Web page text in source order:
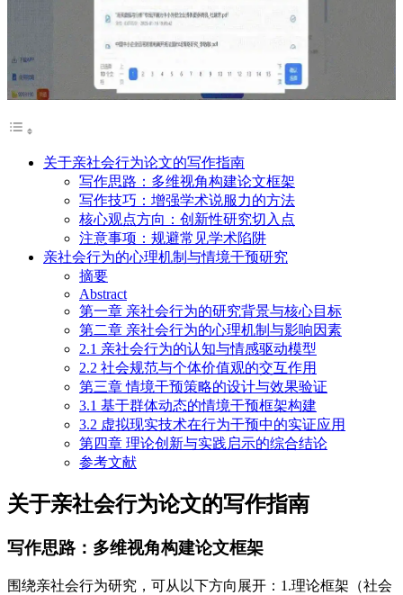
关于亲社会行为论文的写作指南
写作思路：多维视角构建论文框架
写作技巧：增强学术说服力的方法
核心观点方向：创新性研究切入点
注意事项：规避常见学术陷阱
亲社会行为的心理机制与情境干预研究
摘要
Abstract
第一章 亲社会行为的研究背景与核心目标
第二章 亲社会行为的心理机制与影响因素
2.1 亲社会行为的认知与情感驱动模型
2.2 社会规范与个体价值观的交互作用
第三章 情境干预策略的设计与效果验证
3.1 基于群体动态的情境干预框架构建
3.2 虚拟现实技术在行为干预中的实证应用
第四章 理论创新与实践启示的综合结论
参考文献
关于亲社会行为论文的写作指南
写作思路：多维视角构建论文框架
围绕亲社会行为研究，可从以下方向展开：1.理论框架（社会